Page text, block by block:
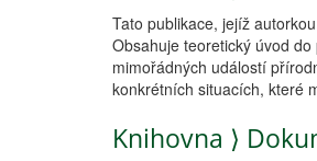
Tato publikace, jejíž
Obsahuje teoretický úvod
mimořádných událostí
konkrétních situacích, které
Knihovna ⟩